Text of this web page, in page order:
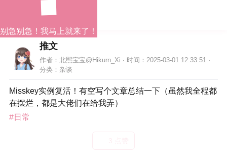
别急别急！我马上就来了！
推文
作者：北熙宝宝@Hikurn_Xi
时间：2025-03-01 12:33:51
分类： 杂谈
Misskey实例复活！有空写个文章总结一下（虽然我全程都
在摆烂，都是大佬们在给我弄）
#日常